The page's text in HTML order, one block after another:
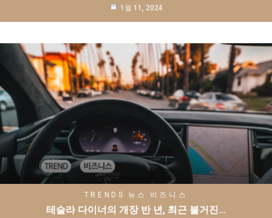
1월 11, 2024
TRENDS 뉴스 비즈니스
테슬라 다이너의 개장 반 년, 최근 불거진…